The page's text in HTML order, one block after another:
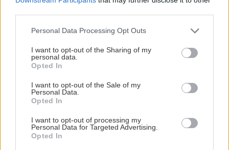
Please note that this website/app uses one or more Google
not limited to your visit or usage behaviour. You may click to
grant or deny consent to Google and its third-party tags to
use your data for below specified purposes in below Google
consent section.
Personal Data Processing Opt Outs
I want to opt-out of the Sharing of my
personal data.
Opted In
I want to opt-out of the Sale of my
Personal Data.
Opted In
I want to opt-out of processing my
Personal Data for Targeted Advertising.
Opted In
Ústa rovnako urobím priamou brúskou.